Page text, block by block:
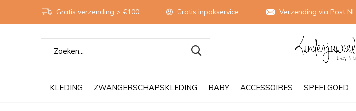
KLEDING ZWANGERSCHAPSKLEDING BABY ACCESSOIRES SPEELGOED
Gratis verzending > €100 Gratis inpakservice Verzending via Post NL